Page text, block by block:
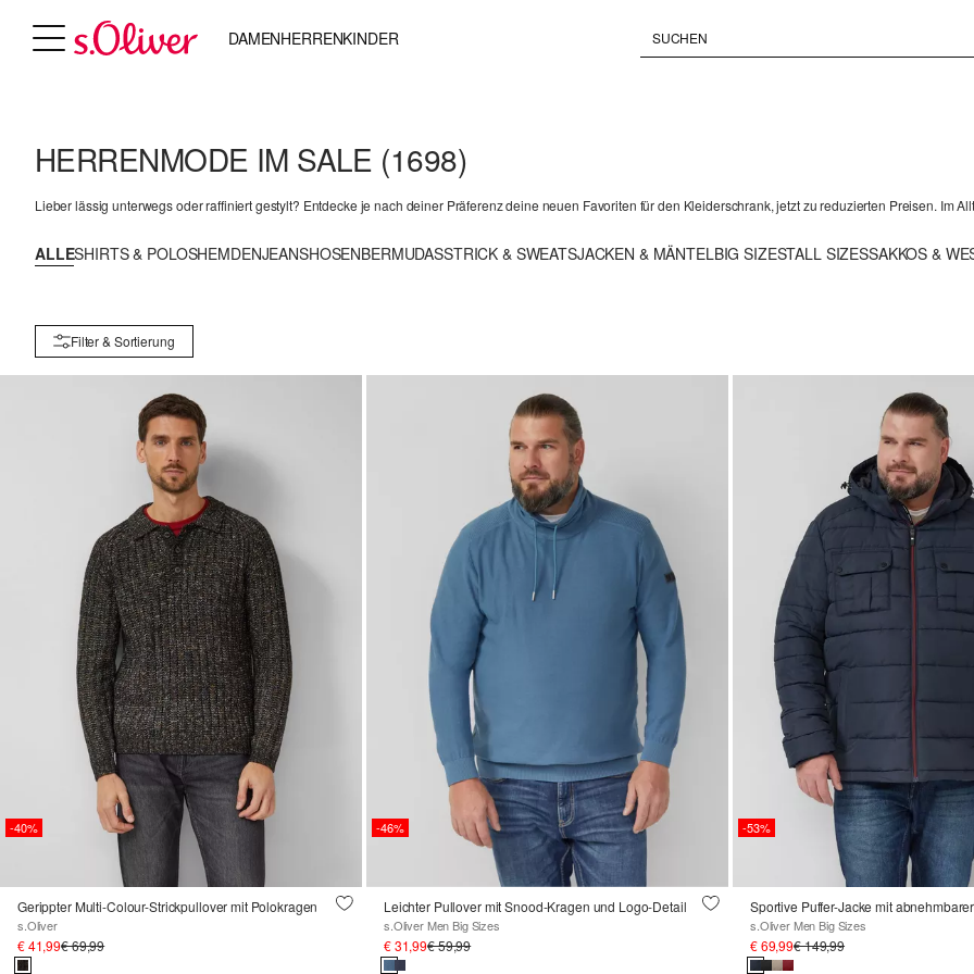
DAMENHERRENKINDER
HERRENMODE IM SALE (1698)
Lieber lässig unterwegs oder raffiniert gestylt? Entdecke je nach deiner Präferenz deine neuen Favoriten für den Kleiderschrank, jetzt zu reduzierten Preisen. Im
ALLESHIRTS & POLOSHEMDENJEANSHOSENBERMUDASSTRICK & SWEATSJACKEN & MÄNTELBIG SIZESTALL SIZESSAKKOS &
Filter & Sortierung
-40%
Gerippter Multi-Colour-Strickpullover mit Polokragen
s.Oliver
€ 41,99€ 69,99
-46%
Leichter Pullover mit Snood-Kragen und Logo-Detail
s.Oliver Men Big Sizes
€ 31,99€ 59,99
-53%
Sportive Puffer-Jacke mit
s.Oliver Men Big Sizes
€ 69,99€ 149,99